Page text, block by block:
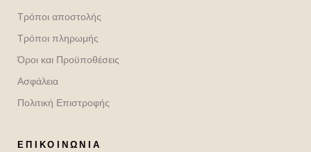
Τρόποι αποστολής
Τρόποι πληρωμής
Όροι και Προϋποθέσεις
Ασφάλεια
Πολιτική Επιστροφής
ΕΠΙΚΟΙΝΩΝΙΑ